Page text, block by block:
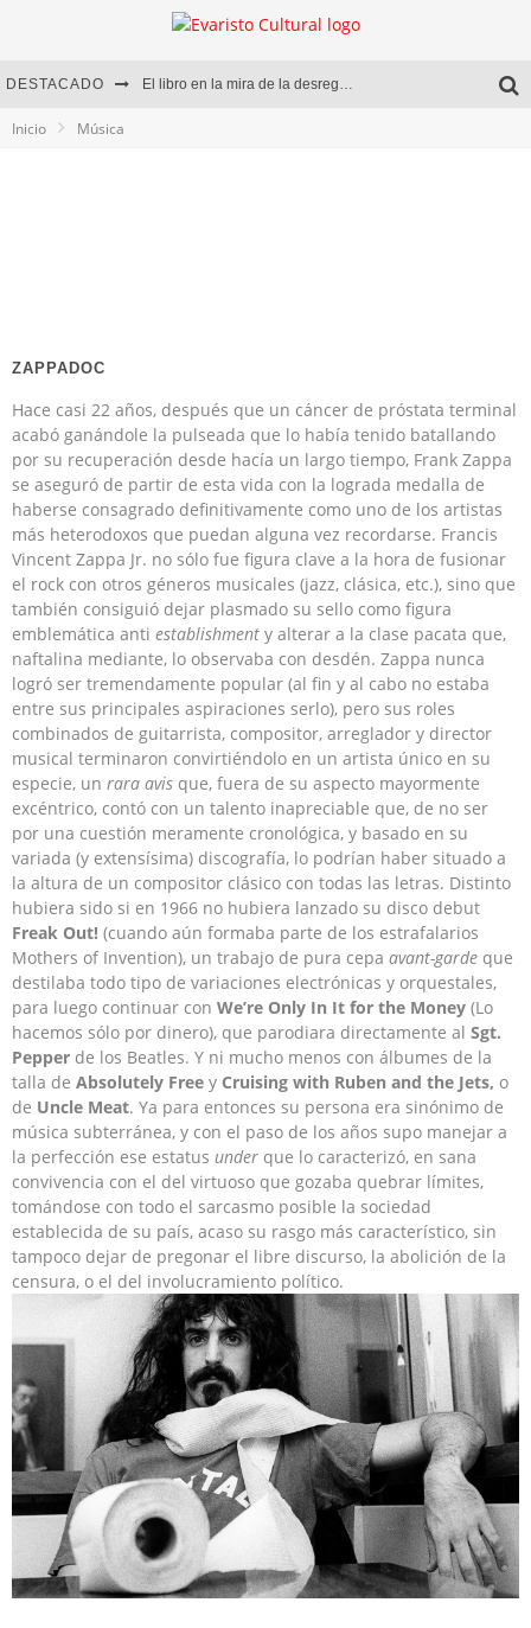
DESTACADO El libro en la mira de la desregulación
Inicio Música
ZAPPADOC
Hace casi 22 años, después que un cáncer de próstata terminal
acabó ganándole la pulseada que lo había tenido batallando
por su recuperación desde hacía un largo tiempo, Frank Zappa
se aseguró de partir de esta vida con la lograda medalla de
haberse consagrado definitivamente como uno de los artistas
más heterodoxos que puedan alguna vez recordarse. Francis
Vincent Zappa Jr. no sólo fue figura clave a la hora de fusionar
el rock con otros géneros musicales (jazz, clásica, etc.), sino que
también consiguió dejar plasmado su sello como figura
emblemática anti establishment y alterar a la clase pacata que,
naftalina mediante, lo observaba con desdén. Zappa nunca
logró ser tremendamente popular (al fin y al cabo no estaba
entre sus principales aspiraciones serlo), pero sus roles
combinados de guitarrista, compositor, arreglador y director
musical terminaron convirtiéndolo en un artista único en su
especie, un rara avis que, fuera de su aspecto mayormente
excéntrico, contó con un talento inapreciable que, de no ser
por una cuestión meramente cronológica, y basado en su
variada (y extensísima) discografía, lo podrían haber situado a
la altura de un compositor clásico con todas las letras. Distinto
hubiera sido si en 1966 no hubiera lanzado su disco debut
Freak Out! (cuando aún formaba parte de los estrafalarios
Mothers of Invention), un trabajo de pura cepa avant-garde que
destilaba todo tipo de variaciones electrónicas y orquestales,
para luego continuar con We’re Only In It for the Money (Lo
hacemos sólo por dinero), que parodiara directamente al Sgt.
Pepper de los Beatles. Y ni mucho menos con álbumes de la
talla de Absolutely Free y Cruising with Ruben and the Jets, o
de Uncle Meat. Ya para entonces su persona era sinónimo de
música subterránea, y con el paso de los años supo manejar a
la perfección ese estatus under que lo caracterizó, en sana
convivencia con el del virtuoso que gozaba quebrar límites,
tomándose con todo el sarcasmo posible la sociedad
establecida de su país, acaso su rasgo más característico, sin
tampoco dejar de pregonar el libre discurso, la abolición de la
censura, o el del involucramiento político.